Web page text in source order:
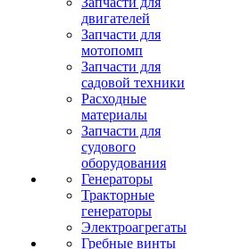
двигателей
Запчасти для
мотопомп
Запчасти для
садовой техники
Расходные
материалы
Запчасти для
судового
оборудования
Генераторы
Тракторные
генераторы
Электроагрегаты
Гребные винты